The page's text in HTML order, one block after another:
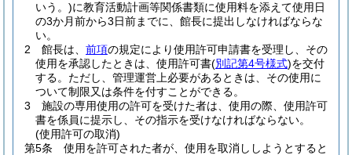
いう。)に教育活動計画等関係書類に使用料を添えて使用日
の3か月前から3日前までに、館長に提出しなければならな
い。
2
館長は、 前項の規定により使用許可申請書を受理し、その
使用を承認したときは、使用許可書(別記第4号様式)を交付
する。 ただし、管理運営上必要があるときは、その使用に
ついて制限又は条件を付すことができる。
3
施設の専用使用の許可を受けた者は、使用の際、使用許可
書を係員に提示し、その指示を受けなければならない。
(使用許可の取消)
第5条
使用を許可された者が、使用を取消ししようとすると